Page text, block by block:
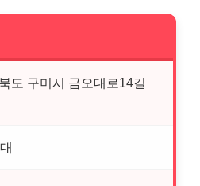
도 구미시 금오대로14길